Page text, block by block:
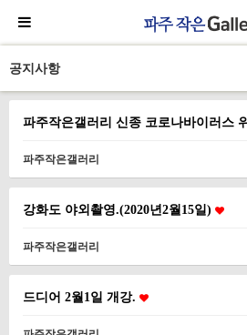
공지사항
파주작은갤러리 신종 코로나바이러스
파주작은갤러리
강화도 야외촬영.(2020년2월15일)
파주작은갤러리
드디어 2월1일 개강.